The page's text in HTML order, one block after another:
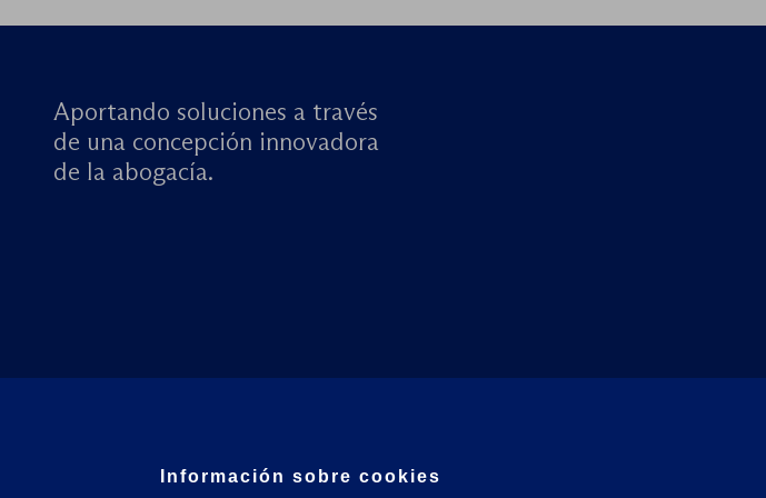
Aportando soluciones a través
de una concepción innovadora
de la abogacía.
Información sobre cookies